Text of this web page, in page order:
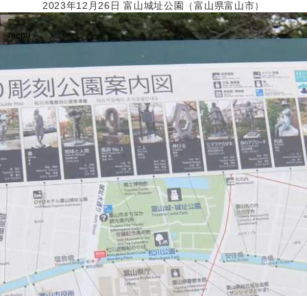
2023年12月26日 富山城址公園（富山県富山市）
toggle
navigation
menu